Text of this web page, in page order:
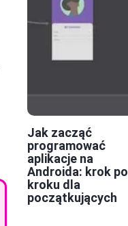
Jak zacząć
programować
aplikacje na
Androida: krok po
kroku dla
początkujących